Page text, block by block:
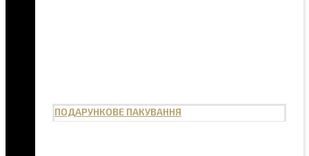
ПОДАРУНКОВЕ ПАКУВАННЯ